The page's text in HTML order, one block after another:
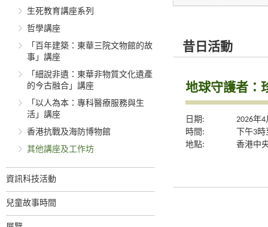
生死教育講座系列
哲學講座
「百年建築：東華三院文物館的故
事」講座
「細說非遺：東華非物質文化遺產
的今古融合」講座
「以人為本：專科醫療服務與生
活」講座
香港抗戰及海防博物館
其他講座及工作坊
資訊科技活動
兒童故事時間
昔日活動
地球守護者：
日期:
2026年
時間:
下午3
地點:
香港中